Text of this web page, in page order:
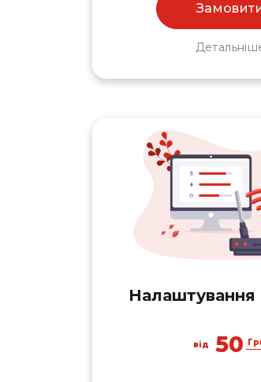
Налаштування
від 50